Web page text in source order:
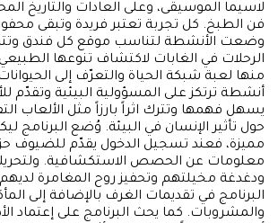
لاسيما الموسيقى، وعلى العادات والتاريخ
فن الطبخ. كل تجربة تعتبر فريدة وتبقى
وضعت الأنشطة لتناسب موقع كل فندق
الرحلات في الغابات لاكتشاف تنوعها
منها لعبة شبكة الحياة والتعرّف إلى
أنشطة ترتكز على المسؤولية البيئية وتقدّم
يسهل فهمها وتترك اثراً بارزاً مثل الألعاب
حول تأثير الإنسان في البيئة. وُضع البرنامج
مميزة، فعند تسجيل الدخول يقدّم للضيوف
معلومات عن الحصص الاستكشافية.
ودغدغة مخيلتهم وتحفيز روح المغامرة
البرنامج في تقديمات الغرف بالإضافة إلى
والمشروبات. كما يحث البرنامج على إعتماد